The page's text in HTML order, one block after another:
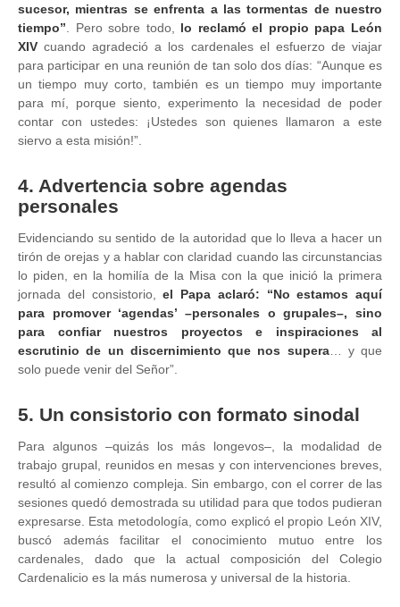
sucesor, mientras se enfrenta a las tormentas de nuestro
tiempo” . Pero sobre todo,
lo reclamó el propio papa León
XIVcuando agradeció a los cardenales el esfuerzo de viajar
para participar en una reunión de tan solo dos días: “Aunque es
un tiempo muy corto, también es un tiempo muy importante
para mí, porque siento, experimento la necesidad de poder
contar con ustedes: ¡Ustedes son quienes llamaron a este
siervo a esta misión!”.
4. Advertencia sobre agendas
personales
Evidenciando su sentido de la autoridad que lo lleva a hacer un
tirón de orejas y a hablar con claridad cuando las circunstancias
lo piden, en la homilía de la Misa con la que inició la primera
jornada del consistorio,el Papa aclaró: “No estamos aquí
para promover ‘agendas’ –personales o grupales–, sino
para confiar nuestros proyectos e inspiraciones al
escrutinio de un discernimiento que nos supera… y que
solo puede venir del Señor”.
5. Un consistorio con formato sinodal
Para algunos –quizás los más longevos–, la modalidad de
trabajo grupal, reunidos en mesas y con intervenciones breves,
resultó al comienzo compleja. Sin embargo, con el correr de las
sesiones quedó demostrada su utilidad para que todos pudieran
expresarse. Esta metodología, como explicó el propio León XIV,
buscó además facilitar el conocimiento mutuo entre los
cardenales, dado que la actual composición del Colegio
Cardenalicio es la más numerosa y universal de la historia.